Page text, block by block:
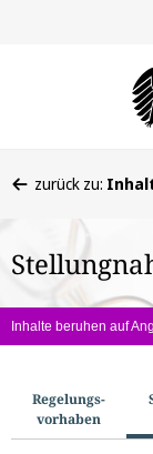
befinden
hier:
zurück zu:
Inhalte beruhen auf
u
Regelungs­
vorhaben